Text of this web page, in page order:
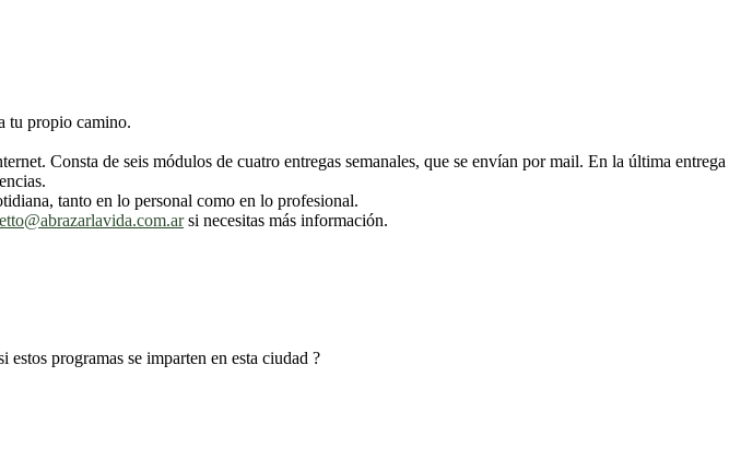
tu propio camino.
Consta de seis módulos de cuatro entregas semanales, que se envían por mail. En la última entrega
tanto en lo personal como en lo profesional.
si necesitas más información.
programas se imparten en esta ciudad ?